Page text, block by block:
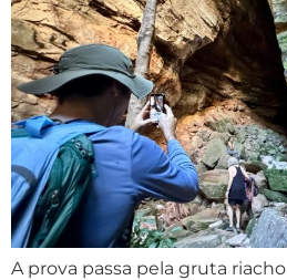
A prova passa pela gruta